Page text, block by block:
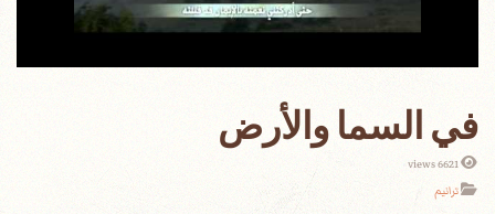
في السما والأرض
6621 views
ترانيم